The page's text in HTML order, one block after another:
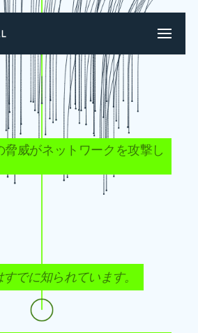
威がネットワークを攻撃し
でに知られています。